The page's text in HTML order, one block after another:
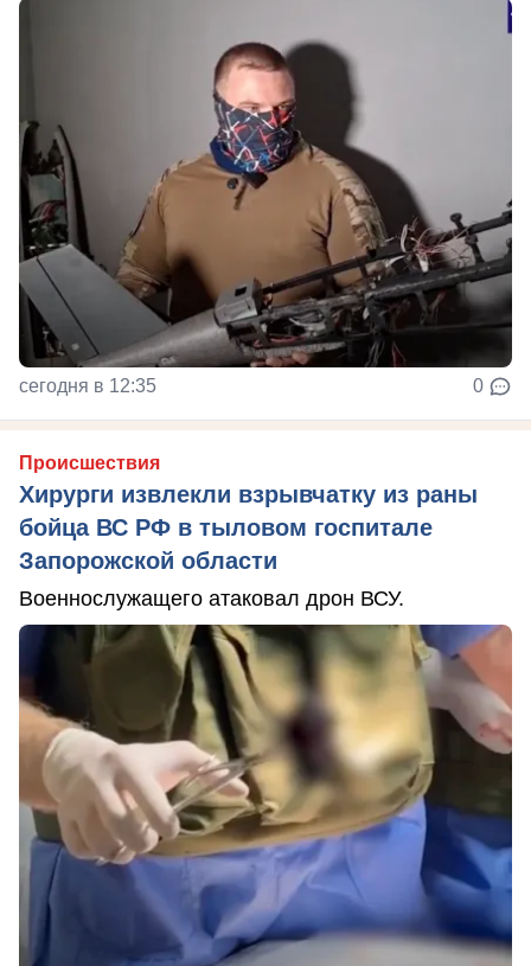
сегодня в 12:35 0
Происшествия
Хирурги извлекли взрывчатку из раны
бойца ВС РФ в тыловом госпитале
Запорожской области
Военнослужащего атаковал дрон ВСУ.